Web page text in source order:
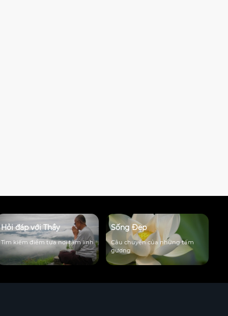
Hỏi đáp với Thầy
Tìm kiếm điểm tựa nơi tâm linh
Sống Đẹp
Câu chuyện của những tấm
gương